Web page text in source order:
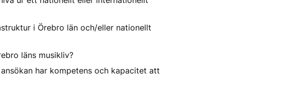
i Örebro län och/eller nationellt
läns musikliv?
har kompetens och kapacitet att